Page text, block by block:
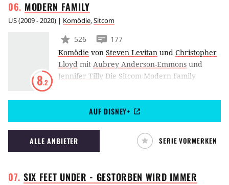
MODERN FAMILY
US(2009 - 2020) | Komödie,Sitcom
8.2
526
177
Komödie von Steven Levitan und Christopher
Lloyd mit Aubrey Anderson-Emmons und
Jennifer Tilly Die Sitcom Modern Family
einer Patchwork-Familie: Jay Pritchett (Ed
O’Neill) ist mit einer jungen Latina liiert, seine
Tochter Claire ist glücklich verheiratet und hat
drei Kinder und sein Sohn Mitchell und dessen
Lebensgefährte haben gerade ein asiatisches
AUF DISNEY+
ALLE ANBIETER SERIE VORMERKEN
SIX FEET UNDER - GESTORBEN WIRD IMMER